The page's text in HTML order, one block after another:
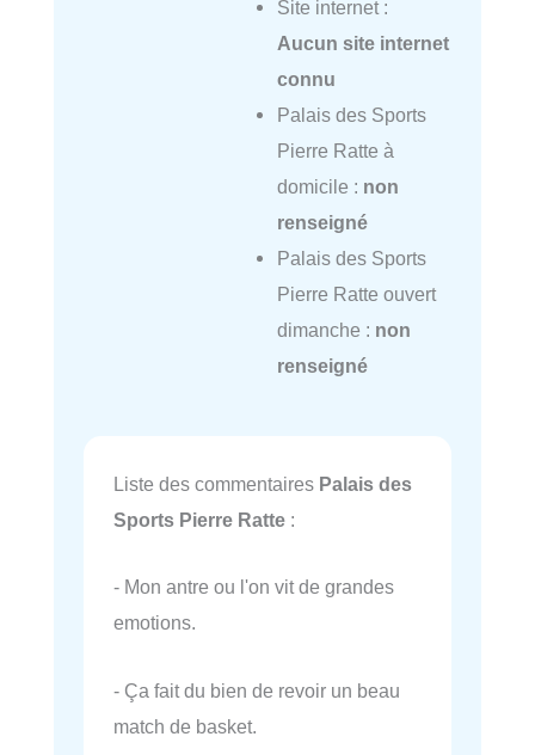
Site internet :
Aucun site internet
connu
Palais des Sports
Pierre Ratte à
domicile : non
renseigné
Palais des Sports
Pierre Ratte ouvert
dimanche : non
renseigné
Liste des commentaires Palais des
Sports Pierre Ratte :
- Mon antre ou l'on vit de grandes
emotions.
- Ça fait du bien de revoir un beau
match de basket.